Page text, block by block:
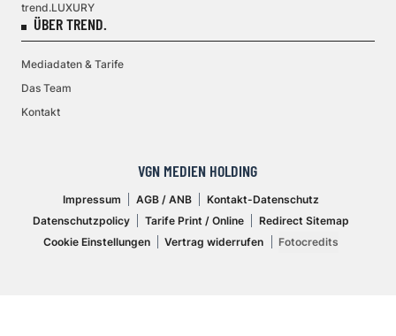
trend.LUXURY
ÜBER TREND.
Mediadaten & Tarife
Das Team
Kontakt
VGN MEDIEN HOLDING
Impressum AGB / ANB
Kontakt-Datenschutz
Datenschutzpolicy
Tarife Print / Online
Redirect Sitemap
Cookie Einstellungen
Vertrag widerrufen Fotocredits